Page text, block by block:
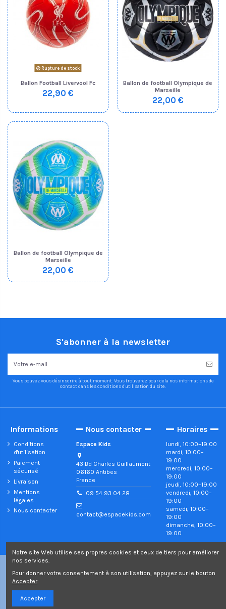
Rupture de stock
Ballon Football Livervool Fc
22,90 €
Ballon de football Olympique de
Marseille
22,00 €
Ballon de football Olympique de
Marseille
22,00 €
S'abonner à la newsletter
Vous pouvez vous désinscrire à tout moment. Vous trouverez pour cela nos informations de
contact dans les conditions d'utilisation du site.
Informations
Conditions
d'utilisation
Paiement
sécurisé
Livraison
Mentions
légales
Nous contacter
Nous contacter
Espace Kids
43 Bd Charles Guillaumont
06160 Antibes
France
09 54 93 04 28
contact@espacekids.com
Horaires
lundi, 10:00–19:00
mardi, 10:00–
19:00
mercredi, 10:00–
19:00
jeudi, 10:00–19:00
vendredi, 10:00–
19:00
samedi, 10:00–
19:00
dimanche, 10:00–
19:00
©2022 Copyright Espace Kids - Tous droits réservés
Notre site Web utilise ses propres cookies et ceux de tiers pour améliorer
nos services.
Pour donner votre consentement à son utilisation, appuyez sur le bouton
Accepter.
Accepter